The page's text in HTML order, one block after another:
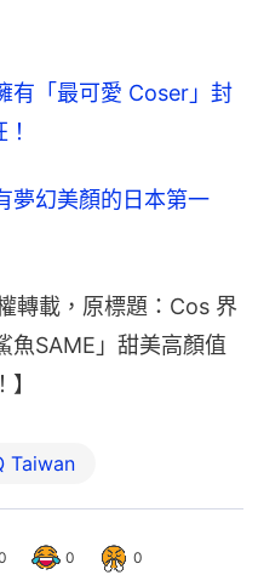
有「最可愛 Coser」封
夢幻美顏的日本第一
轉載，原標題：Cos 界
魚SAME」甜美高顏值
Taiwan
0 0